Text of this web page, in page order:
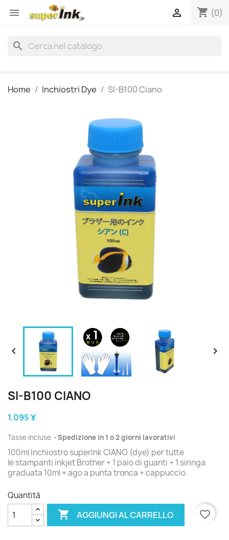
 shopping_cart (0)

search
Home Inchiostri Dye SI-B100 Ciano
 
SI-B100 CIANO
1.095 ¥
Tasse incluse Spedizione in 1 o 2 giorni lavorativi
100ml Inchiostro superInk CIANO (dye) per tutte
le stampanti inkjet Brother + 1 paio di guanti + 1 siringa
graduata 10ml + ago a punta tronca + cappuccio
Quantità
 AGGIUNGI AL CARRELLO favorite_border